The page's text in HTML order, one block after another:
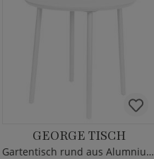
GEORGE TISCH
Gartentisch rund aus Alumnium - Max&Luuk